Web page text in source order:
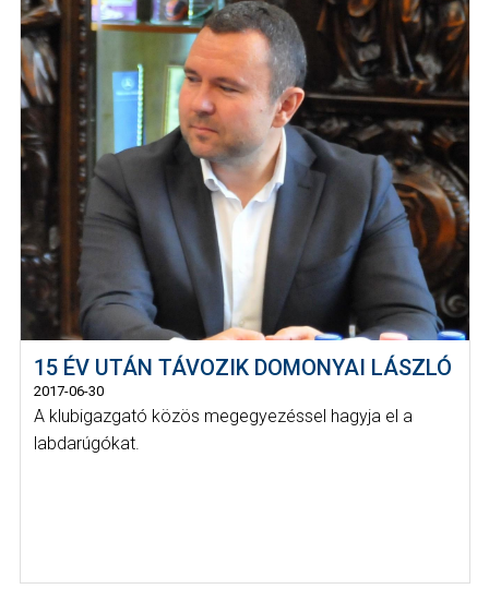
15 ÉV UTÁN TÁVOZIK DOMONYAI LÁSZLÓ
2017-06-30
A klubigazgató közös megegyezéssel hagyja el a
labdarúgókat.